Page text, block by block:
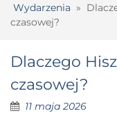
Wydarzenia »
czasowej?
Dlaczego
czasowej?
11 maja 2026